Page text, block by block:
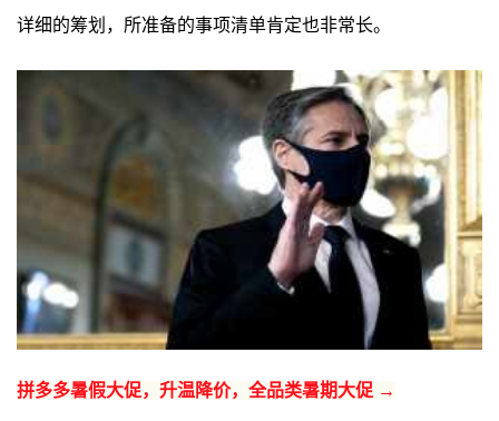
详细的筹划，所准备的事项清单肯定也非常长。
拼多多暑假大促，升温降价，全品类暑期大促 →